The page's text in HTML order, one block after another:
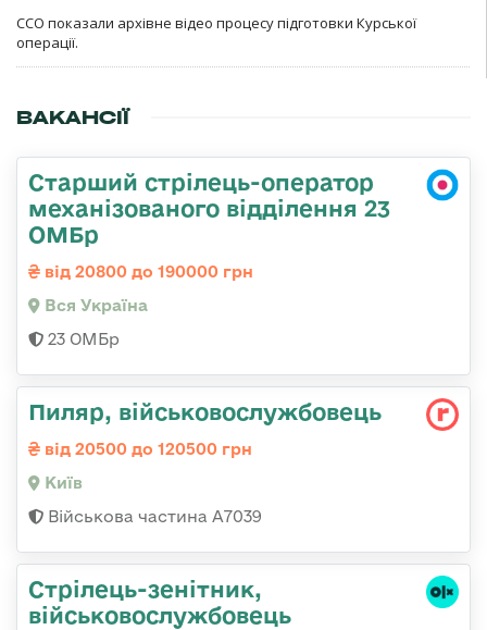
ССО показали архівне відео процесу підготовки Курської
операції.
ВАКАНСІЇ
Старший стрілець-оператор
механізованого відділення 23
ОМБр
від 20800 до 190000 грн
Вся Україна
23 ОМБр
Пиляр, військовослужбовець
від 20500 до 120500 грн
Київ
Військова частина А7039
Стрілець-зенітник,
військовослужбовець